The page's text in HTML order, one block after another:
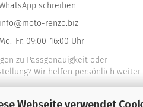
Webseite verwendet
schreiben
info@moto-renzo.biz
Mo.–Fr. 09:00–16:00 Uhr
zu Passgenauigkeit oder
Wir helfen persönlich weiter.